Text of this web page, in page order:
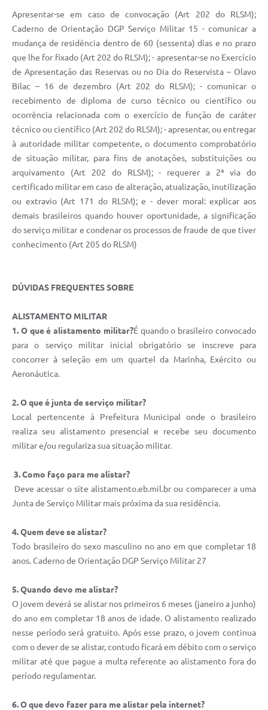
Apresentar-se em caso de convocação (Art 202 do RLSM);
Caderno de Orientação DGP Serviço Militar 15 - comunicar a
mudança de residência dentro de 60 (sessenta) dias e no prazo
que lhe for fixado (Art 202 do RLSM); - apresentar-se no Exercício
de Apresentação das Reservas ou no Dia do Reservista – Olavo
Bilac – 16 de dezembro (Art 202 do RLSM); - comunicar o
recebimento de diploma de curso técnico ou científico ou
ocorrência relacionada com o exercício de função de caráter
técnico ou científico (Art 202 do RLSM); - apresentar, ou entregar
à autoridade militar competente, o documento comprobatório
de situação militar, para fins de anotações, substituições ou
arquivamento (Art 202 do RLSM); - requerer a 2ª via do
certificado militar em caso de alteração, atualização, inutilização
ou extravio (Art 171 do RLSM); e - dever moral: explicar aos
demais brasileiros quando houver oportunidade, a significação
do serviço militar e condenar os processos de fraude de que tiver
conhecimento (Art 205 do RLSM)
DÚVIDAS FREQUENTES SOBRE
ALISTAMENTO MILITAR
1. O que é alistamento militar?É quando o brasileiro convocado
para o serviço militar inicial obrigatório se inscreve para
concorrer à seleção em um quartel da Marinha, Exército ou
Aeronáutica.
2. O que é junta de serviço militar?
Local pertencente à Prefeitura Municipal onde o brasileiro
realiza seu alistamento presencial e recebe seu documento
militar e/ou regulariza sua situação militar.
3. Como faço para me alistar?
Deve acessar o site alistamento.eb.mil.br ou comparecer a uma
Junta de Serviço Militar mais próxima da sua residência.
4. Quem deve se alistar?
Todo brasileiro do sexo masculino no ano em que completar 18
anos. Caderno de Orientação DGP Serviço Militar 27
5. Quando devo me alistar?
O jovem deverá se alistar nos primeiros 6 meses (janeiro a junho)
do ano em completar 18 anos de idade. O alistamento realizado
nesse período será gratuito. Após esse prazo, o jovem continua
com o dever de se alistar, contudo ficará em débito com o serviço
militar até que pague a multa referente ao alistamento fora do
período regulamentar.
6. O que devo fazer para me alistar pela internet?